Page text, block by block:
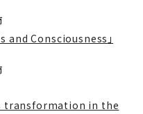
and Consciousness」
transformation in the